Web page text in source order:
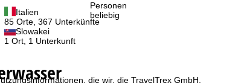
die wir, die TravelTrex GmbH,
Italien
85 Orte, 367 Unterkünfte
Slowakei
1 Ort, 1 Unterkunft
Personen
beliebig